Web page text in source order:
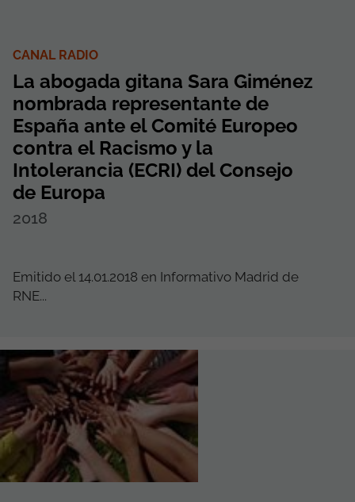
CANAL RADIO
La abogada gitana Sara Giménez
nombrada representante de
España ante el Comité Europeo
contra el Racismo y la
Intolerancia (ECRI) del Consejo
de Europa
2018
Emitido el 14.01.2018 en Informativo Madrid de
RNE...